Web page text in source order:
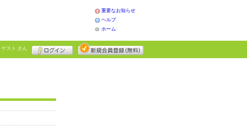
重要なお知らせ
ヘルプ
ホーム
ゲスト さん